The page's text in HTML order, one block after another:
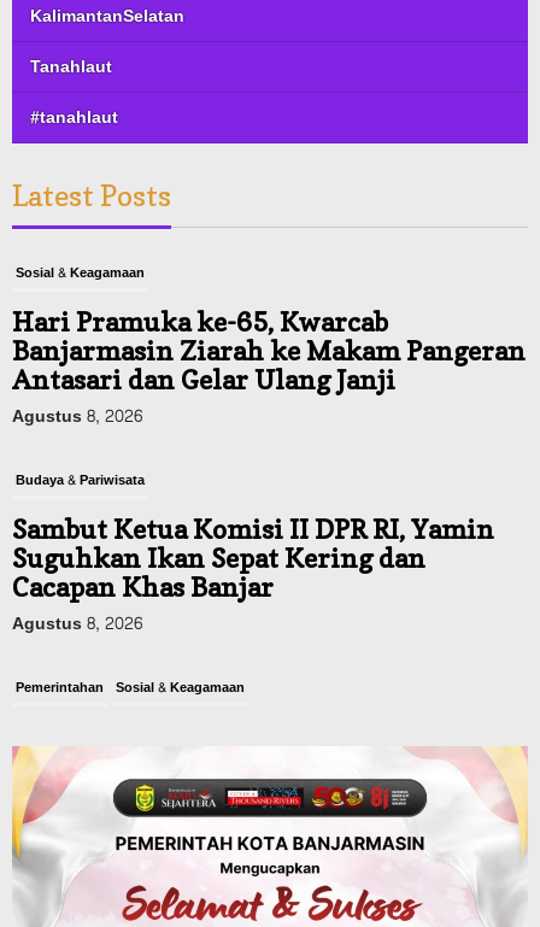
KalimantanSelatan
Tanahlaut
#tanahlaut
Latest Posts
Sosial & Keagamaan
Hari Pramuka ke-65, Kwarcab
Banjarmasin Ziarah ke Makam Pangeran
Antasari dan Gelar Ulang Janji
Agustus 8, 2026
Budaya & Pariwisata
Sambut Ketua Komisi II DPR RI, Yamin
Suguhkan Ikan Sepat Kering dan
Cacapan Khas Banjar
Agustus 8, 2026
Pemerintahan Sosial & Keagamaan
Digital, Target 30 Persen IKD Masih
Jauh, Komisi II DPR Turun Tangan
Agustus 7, 2026
Dinas PUPR Kalsel Headline Pembangunan